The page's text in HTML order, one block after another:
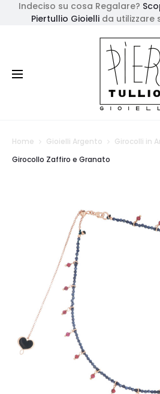
Indeciso su cosa Regalare?
Piertullio Gioiellida utilizzare
Home Gioielli Argento
Girocolli in
Girocollo Zaffiro e Granato